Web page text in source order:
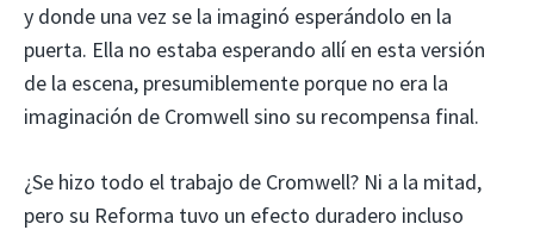
y donde una vez se la imaginó esperándolo en la
puerta. Ella no estaba esperando allí en esta versión
de la escena, presumiblemente porque no era la
imaginación de Cromwell sino su recompensa final.
¿Se hizo todo el trabajo de Cromwell? Ni a la mitad,
pero su Reforma tuvo un efecto duradero incluso